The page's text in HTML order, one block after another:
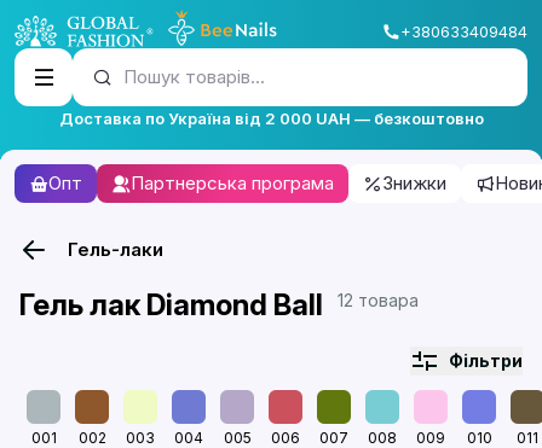
+380633409484
Пошук товарів...
Доставка по Україна від 2 000 UAH — безкоштовно
Опт Партнерська програма Знижки
Гель-лаки
Гель лак Diamond Ball 12 товара
Фільтри
001 002 003 004 005 006 007 008 009 010 011